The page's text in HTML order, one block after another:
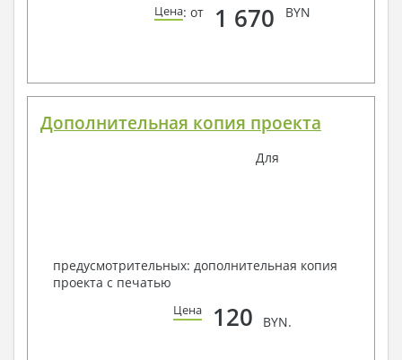
Цена: от 1 670 BYN
Дополнительная копия проекта
Для
предусмотрительных: дополнительная копия
проекта с печатью
Цена 120 BYN.